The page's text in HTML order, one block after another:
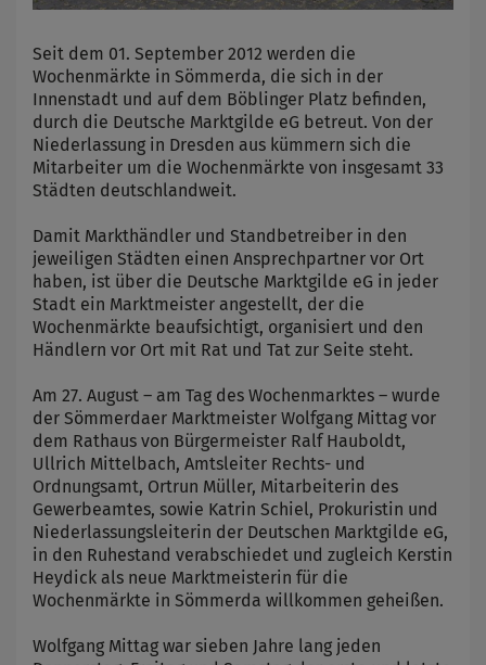
Seit dem 01. September 2012 werden die
Wochenmärkte in Sömmerda, die sich in der
Innenstadt und auf dem Böblinger Platz befinden,
durch die Deutsche Marktgilde eG betreut. Von der
Niederlassung in Dresden aus kümmern sich die
Mitarbeiter um die Wochenmärkte von insgesamt 33
Städten deutschlandweit.
Damit Markthändler und Standbetreiber in den
jeweiligen Städten einen Ansprechpartner vor Ort
haben, ist über die Deutsche Marktgilde eG in jeder
Stadt ein Marktmeister angestellt, der die
Wochenmärkte beaufsichtigt, organisiert und den
Händlern vor Ort mit Rat und Tat zur Seite steht.
Am 27. August – am Tag des Wochenmarktes – wurde
der Sömmerdaer Marktmeister Wolfgang Mittag vor
dem Rathaus von Bürgermeister Ralf Hauboldt,
Ullrich Mittelbach, Amtsleiter Rechts- und
Ordnungsamt, Ortrun Müller, Mitarbeiterin des
Gewerbeamtes, sowie Katrin Schiel, Prokuristin und
Niederlassungsleiterin der Deutschen Marktgilde eG,
in den Ruhestand verabschiedet und zugleich Kerstin
Heydick als neue Marktmeisterin für die
Wochenmärkte in Sömmerda willkommen geheißen.
Wolfgang Mittag war sieben Jahre lang jeden